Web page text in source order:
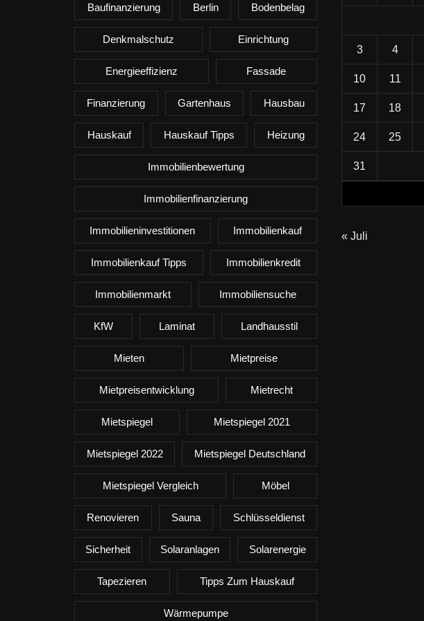
Baufinanzierung Berlin Bodenbelag
Denkmalschutz Einrichtung
Energieeffizienz Fassade
Finanzierung Gartenhaus Hausbau
Hauskauf Hauskauf Tipps Heizung
Immobilienbewertung
Immobilienfinanzierung
Immobilieninvestitionen Immobilienkauf
Immobilienkauf Tipps Immobilienkredit
Immobilienmarkt Immobiliensuche
KfW Laminat Landhausstil
Mieten Mietpreise
Mietpreisentwicklung Mietrecht
Mietspiegel Mietspiegel 2021
Mietspiegel 2022 Mietspiegel Deutschland
Mietspiegel Vergleich Möbel
Renovieren Sauna Schlüsseldienst
Sicherheit Solaranlagen Solarenergie
Tapezieren Tipps Zum Hauskauf
Wärmepumpe
3 4
10 11
17 18
24 25
31
« Juli